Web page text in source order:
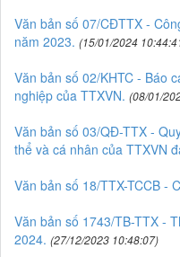
Văn bản số 07/CĐTTX -
năm 2023. (15/01/2024
Văn bản số 02/KHTC - Báo
nghiệp của TTXVN. (08/01/
Văn bản số 03/QĐ-TTX -
thể và cá nhân của TTXVN
Văn bản số 18/TTX-TCCB -
Văn bản số 1743/TB-TTX -
2024. (27/12/2023 10:48:07)